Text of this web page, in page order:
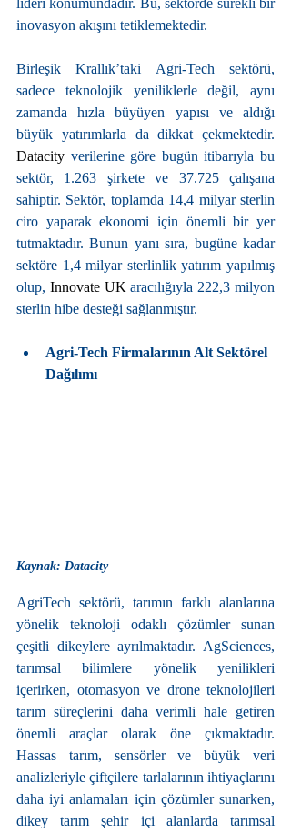
lideri konumundadır. Bu, sektörde sürekli bir
inovasyon akışını tetiklemektedir.
Birleşik Krallık’taki Agri-Tech sektörü,
sadece teknolojik yeniliklerle değil, aynı
zamanda hızla büyüyen yapısı ve aldığı
Datacity verilerine göre bugün itibarıyla bu
sektör, 1.263 şirkete ve 37.725 çalışana
sahiptir. Sektör, toplamda 14,4 milyar sterlin
ciro yaparak ekonomi için önemli bir yer
tutmaktadır. Bunun yanı sıra, bugüne kadar
sektöre 1,4 milyar sterlinlik yatırım yapılmış
olup, Innovate UK aracılığıyla 222,3 milyon
sterlin hibe desteği sağlanmıştır.
Agri-Tech Firmalarının Alt Sektörel
Dağılımı
Kaynak: Datacity
AgriTech sektörü, tarımın farklı alanlarına
yönelik teknoloji odaklı çözümler sunan
çeşitli dikeylere ayrılmaktadır. AgSciences,
tarımsal bilimlere yönelik yenilikleri
içerirken, otomasyon ve drone teknolojileri
tarım süreçlerini daha verimli hale getiren
önemli araçlar olarak öne çıkmaktadır.
Hassas tarım, sensörler ve büyük veri
analizleriyle çiftçilere tarlalarının ihtiyaçlarını
daha iyi anlamaları için çözümler sunarken,
dikey tarım şehir içi alanlarda tarımsal